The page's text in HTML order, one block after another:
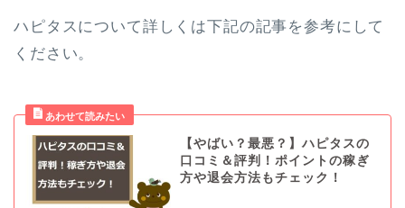
ハピタスについて詳しくは下記の記事を参考にして
ください。
【やばい？最悪？】ハピタスの
口コミ＆評判！ポイントの稼ぎ
方や退会方法もチェック！